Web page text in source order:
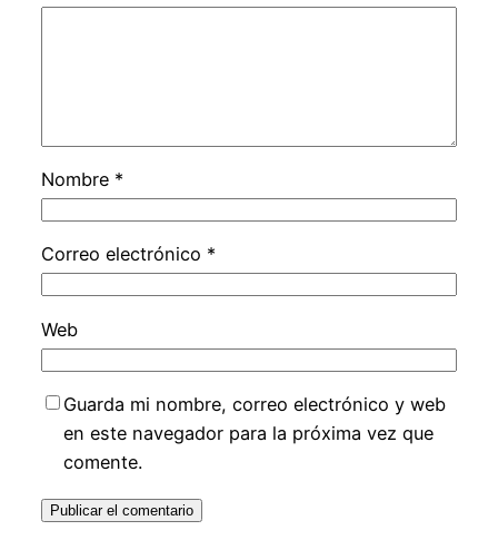
Nombre *
Correo electrónico *
Web
Guarda mi nombre, correo electrónico y web
en este navegador para la próxima vez que
comente.